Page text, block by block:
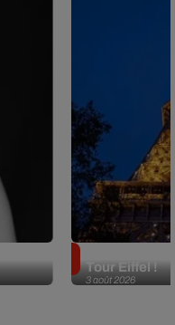
3 août 2026
Tour Eiffel !